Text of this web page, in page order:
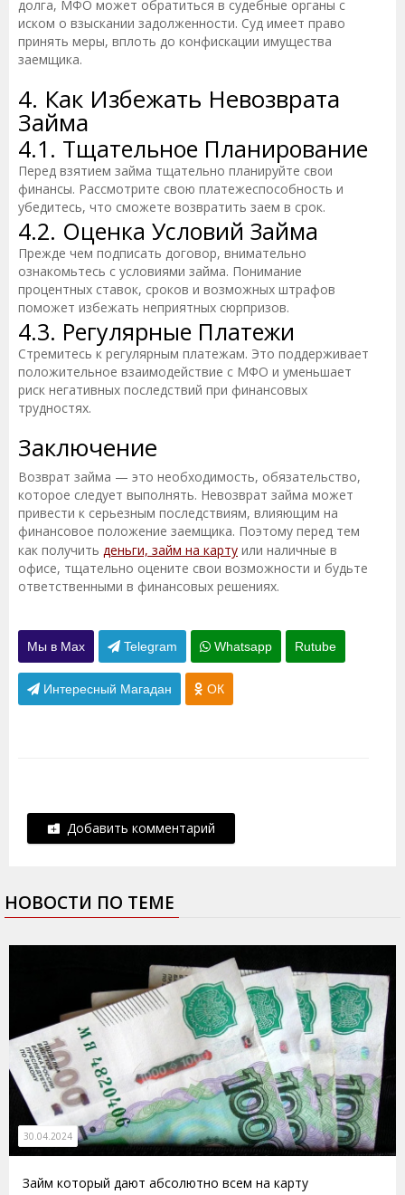
долга, МФО может обратиться в судебные органы с
иском о взыскании задолженности. Суд имеет право
принять меры, вплоть до конфискации имущества
заемщика.
4. Как Избежать Невозврата
Займа
4.1. Тщательное Планирование
Перед взятием займа тщательно планируйте свои
финансы. Рассмотрите свою платежеспособность и
убедитесь, что сможете возвратить заем в срок.
4.2. Оценка Условий Займа
Прежде чем подписать договор, внимательно
ознакомьтесь с условиями займа. Понимание
процентных ставок, сроков и возможных штрафов
поможет избежать неприятных сюрпризов.
4.3. Регулярные Платежи
Стремитесь к регулярным платежам. Это поддерживает
положительное взаимодействие с МФО и уменьшает
риск негативных последствий при финансовых
трудностях.
Заключение
Возврат займа — это необходимость, обязательство,
которое следует выполнять. Невозврат займа может
привести к серьезным последствиям, влияющим на
финансовое положение заемщика. Поэтому перед тем
как получить деньги, займ на карту или наличные в
офисе, тщательно оцените свои возможности и будьте
ответственными в финансовых решениях.
Мы в Max Telegram Whatsapp Rutube
Интересный Магадан ОК
Добавить комментарий
НОВОСТИ ПО ТЕМЕ
30.04.2024
Займ который дают абсолютно всем на карту